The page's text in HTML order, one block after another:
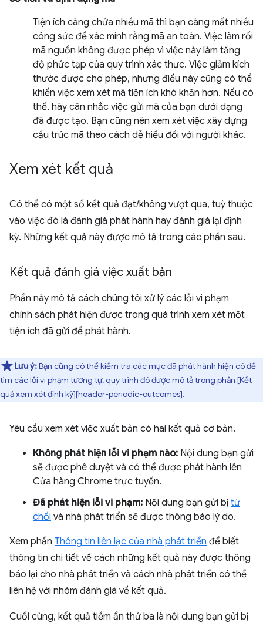
Tiện ích càng chứa nhiều mã thì bạn càng mất nhiều
công sức để xác minh rằng mã an toàn. Việc làm rối
mã nguồn không được phép vì việc này làm tăng
độ phức tạp của quy trình xác thực. Việc giảm kích
thước được cho phép, nhưng điều này cũng có thể
khiến việc xem xét mã tiện ích khó khăn hơn. Nếu có
thể, hãy cân nhắc việc gửi mã của bạn dưới dạng
đã được tạo. Bạn cũng nên xem xét việc xây dựng
cấu trúc mã theo cách dễ hiểu đối với người khác.
Xem xét kết quả
Có thể có một số kết quả đạt/không vượt qua, tuỳ thuộc
vào việc đó là đánh giá phát hành hay đánh giá lại định
kỳ. Những kết quả này được mô tả trong các phần sau.
Kết quả đánh giá việc xuất bản
Phần này mô tả cách chúng tôi xử lý các lỗi vi phạm
chính sách phát hiện được trong quá trình xem xét một
tiện ích đã gửi để phát hành.
Lưu ý:Bạn cũng có thể kiểm tra các mục đã phát hành hiện có để
tìm các lỗi vi phạm tương tự; quy trình đó được mô tả trong phần [Kết
quả xem xét định kỳ][header-periodic-outcomes].
Yêu cầu xem xét việc xuất bản có hai kết quả cơ bản.
Không phát hiện lỗi vi phạm nào: Nội dung bạn gửi
sẽ được phê duyệt và có thể được phát hành lên
Cửa hàng Chrome trực tuyến.
Đã phát hiện lỗi vi phạm: Nội dung bạn gửi bị từ
chối và nhà phát triển sẽ được thông báo lý do.
Xem phần Thông tin liên lạc của nhà phát triển để biết
thông tin chi tiết về cách những kết quả này được thông
báo lại cho nhà phát triển và cách nhà phát triển có thể
liên hệ với nhóm đánh giá về kết quả.
Cuối cùng, kết quả tiềm ẩn thứ ba là nội dung bạn gửi bị